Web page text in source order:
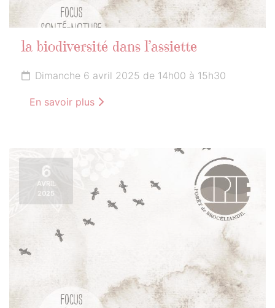
la biodiversité dans l’assiette
Dimanche 6 avril 2025 de 14h00 à 15h30
En savoir plus
6
AVRIL
2025